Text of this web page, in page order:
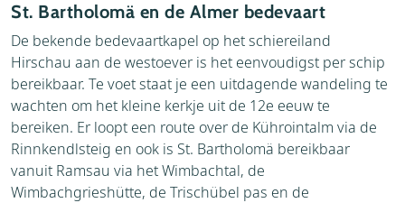
St. Bartholomä en de Almer bedevaart
De bekende bedevaartkapel op het schiereiland
Hirschau aan de westoever is het eenvoudigst per schip
bereikbaar. Te voet staat je een uitdagende wandeling te
wachten om het kleine kerkje uit de 12e eeuw te
bereiken. Er loopt een route over de Kührointalm via de
Rinnkendlsteig en ook is St. Bartholomä bereikbaar
vanuit Ramsau via het Wimbachtal, de
Wimbachgrieshütte, de Trischübel pas en de